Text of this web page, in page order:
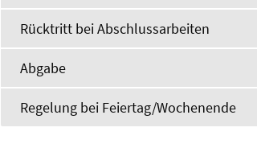
Rücktritt bei Abschlussarbeiten
Abgabe
Regelung bei Feiertag/Wochenende